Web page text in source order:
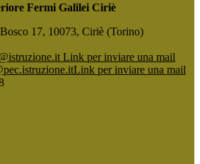
Fermi Galilei Ciriè
17, 10073, Ciriè (Torino)
Link per inviare una mail
Link per inviare una mail